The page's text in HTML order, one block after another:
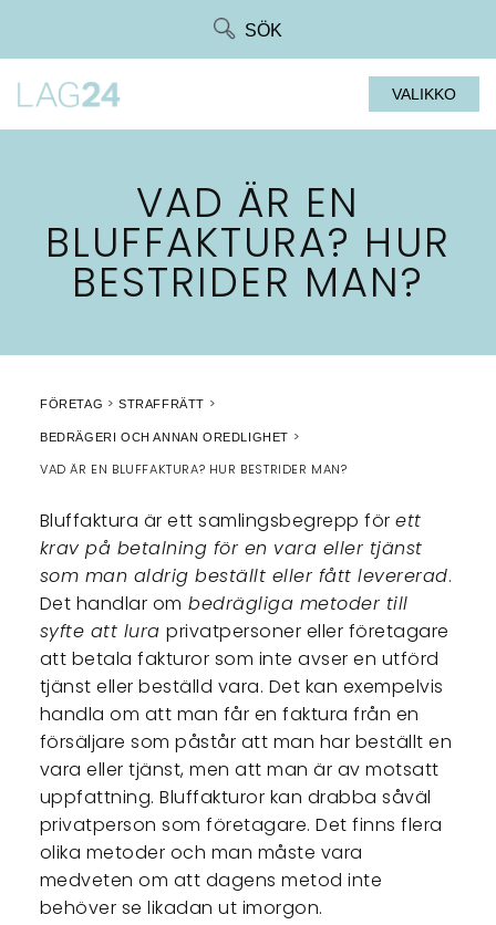
SÖK
VALIKKO
VAD ÄR EN
BLUFFAKTURA? HUR
BESTRIDER MAN?
FÖRETAG STRAFFRÄTT
BEDRÄGERI OCH ANNAN OREDLIGHET
VAD ÄR EN BLUFFAKTURA? HUR BESTRIDER MAN?
Bluffaktura är ett samlingsbegrepp förett
krav på betalning för en vara eller tjänst
som man aldrig beställt eller fått levererad.
Det handlar om bedrägliga metoder till
syfte att luraprivatpersoner eller företagare
att betala fakturor som inte avser en utförd
tjänst eller beställd vara. Det kan exempelvis
handla om att man får en faktura från en
försäljare som påstår att man har beställt en
vara eller tjänst, men att man är av motsatt
uppfattning. Bluffakturor kan drabba såväl
privatperson som företagare. Det finns flera
olika metoder och man måste vara
medveten om att dagens metod inte
behöver se likadan ut imorgon.